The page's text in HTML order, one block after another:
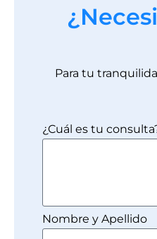
Para tu
¿Cuál es tu
Nombre y Apellido